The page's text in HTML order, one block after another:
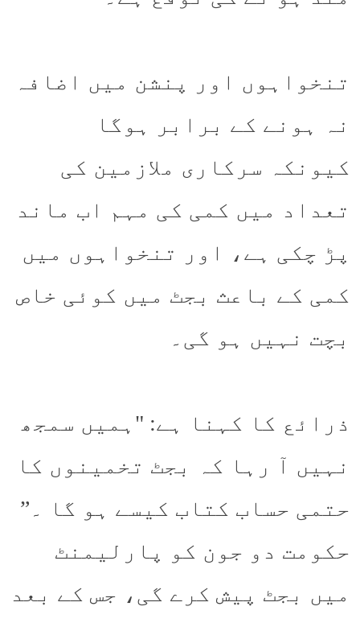
تنخواہوں اور پنشن میں اضافہ
نہ ہونے کے برابر ہوگا
کیونکہ سرکاری ملازمین کی
تعداد میں کمی کی مہم اب ماند
پڑ چکی ہے، اور تنخواہوں میں
کمی کے باعث بجٹ میں کوئی خاص
بچت نہیں ہو گی۔
ذرائع کا کہنا ہے: "ہمیں سمجھ
نہیں آ رہا کہ بجٹ تخمینوں کا
حتمی حساب کتاب کیسے ہو گا ۔”
حکومت دو جون کو پارلیمنٹ
میں بجٹ پیش کرے گی، جس کے بعد